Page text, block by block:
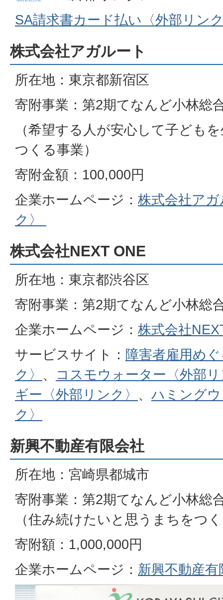
SA請求書カード払い〈外部リン
株式会社アガルート
所在地：東京都新宿区
寄附事業：第2期てなんど小林総
（希望する人が安心して子ども
つくる事業）
寄附金額：100,000円
企業ホームページ： 株式会社ア
ク〉
株式会社NEXT ONE
所在地：東京都渋谷区
寄附事業：第2期てなんど小林総
企業ホームページ： 株式会社
サービスサイト： 障害者雇用め
ク〉 、
コスモウォーター〈外部
ギー〈外部リンク〉 、 ハミング
ク〉
新興不動産有限会社
所在地：宮崎県都城市
寄附事業：第2期てなんど小林総
（住み続けたいと思うまちをつ
寄附額：1,000,000円
企業ホームページ： 新興不動産